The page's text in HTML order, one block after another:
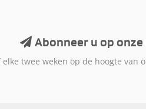
Abonneer u op
elke twee weken op de hoogte van